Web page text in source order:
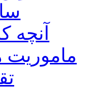
ماموریت